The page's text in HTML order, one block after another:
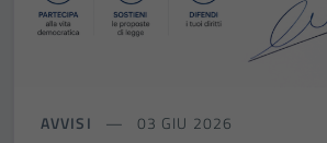
AVVISI 03 GIU 2026